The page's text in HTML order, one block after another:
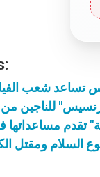
تساعد شعب
للناجين من
تقدم
السلام ومقتل